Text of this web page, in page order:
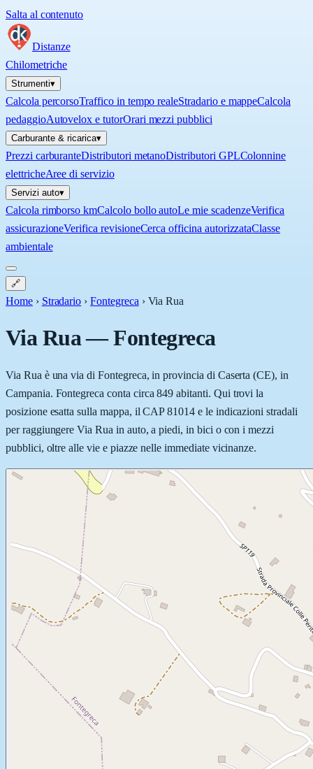
Salta al contenuto
Distanze
Chilometriche
Strumenti▾
Calcola percorsoTraffico in tempo realeStradario e mappeCalcola
pedaggioAutovelox e tutorOrari mezzi pubblici
Carburante & ricarica▾
Prezzi carburanteDistributori metanoDistributori GPLColonnine
elettricheAree di servizio
Servizi auto▾
Calcola rimborso kmCalcolo bollo autoLe mie scadenzeVerifica
assicurazioneVerifica revisioneCerca officina autorizzataClasse
ambientale
🔗
Home › Stradario › Fontegreca › Via Rua
Via Rua—Fontegreca
Via Rua è una via di Fontegreca, in provincia di Caserta (CE), in
Campania. Fontegreca conta circa 849 abitanti. Qui trovi la
posizione esatta sulla mappa, il CAP 81014 e le indicazioni stradali
per raggiungere Via Rua in auto, a piedi, in bici o con i mezzi
pubblici, oltre alle vie e piazze nelle immediate vicinanze.